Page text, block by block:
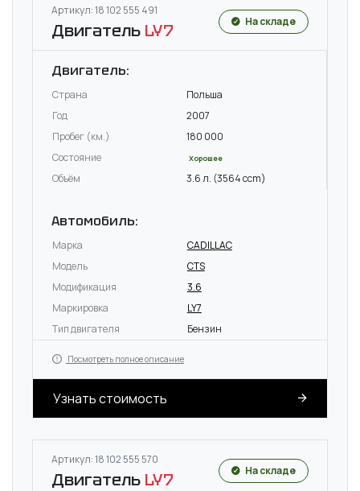
Артикул: 18 102 555 491
Двигатель LY7 На складе
Двигатель:
Страна
Польша
Год
2007
Пробег (км.)
180 000
Состояние
Хорошее
Объём 3.6 л. (3564 ccm)
Автомобиль:
Марка
CADILLAC
Модель
CTS
Модификация
3.6
Маркировка
LY7
Тип двигателя
Бензин
Посмотреть полное описание
Узнать стоимость
Артикул: 18 102 555 570
Двигатель LY7 На складе